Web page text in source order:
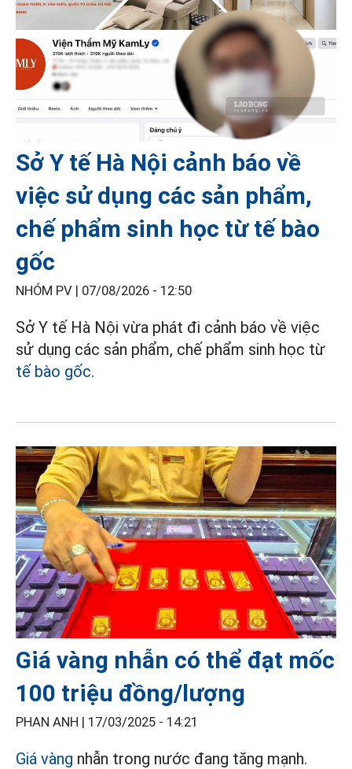
Sở Y tế Hà Nội cảnh báo về
việc sử dụng các sản phẩm,
chế phẩm sinh học từ tế bào
gốc
NHÓM PV | 07/08/2026 - 12:50
Sở Y tế Hà Nội vừa phát đi cảnh báo về việc
sử dụng các sản phẩm, chế phẩm sinh học từ
tế bào gốc.
Giá vàng nhẫn có thể đạt mốc
100 triệu đồng/lượng
PHAN ANH | 17/03/2025 - 14:21
Giá vàng nhẫn trong nước đang tăng mạnh.